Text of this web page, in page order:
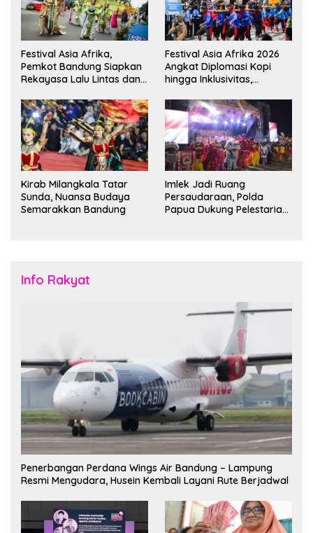
Festival Asia Afrika,
Pemkot Bandung Siapkan
Rekayasa Lalu Lintas dan
Festival Asia Afrika 2026
Angkat Diplomasi Kopi
hingga Inklusivitas,
Duta Besar
Kirab Milangkala Tatar
Sunda, Nuansa Budaya
Semarakkan Bandung
Imlek Jadi Ruang
Persaudaraan, Polda
Papua Dukung Pelestarian
Info Rakyat
Penerbangan Perdana Wings Air Bandung – Lampung
Resmi Mengudara, Husein Kembali Layani Rute Berjadwal